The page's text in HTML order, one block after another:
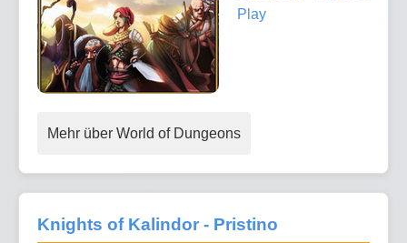
Play
Mehr über World of Dungeons
Knights of Kalindor - Pristino